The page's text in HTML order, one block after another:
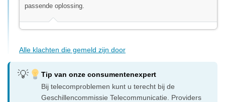
passende oplossing.
Alle klachten die gemeld zijn door
Tip van onze consumentenexpert
Bij telecomproblemen kunt u terecht bij de
Geschillencommissie Telecommunicatie. Providers